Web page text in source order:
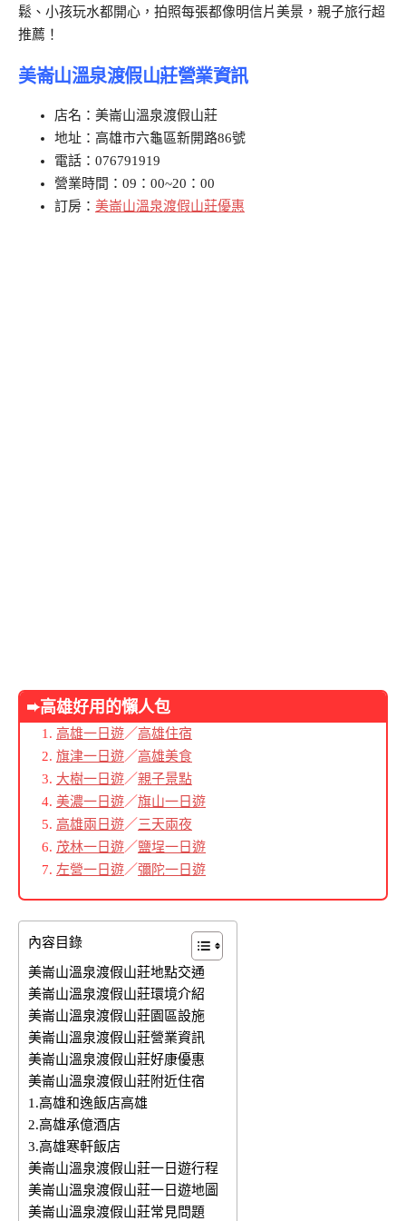
鬆、小孩玩水都開心，拍照每張都像明信片美景，親子旅行超
推薦！
美崙山溫泉渡假山莊營業資訊
店名：美崙山溫泉渡假山莊
地址：高雄市六龜區新開路86號
電話：076791919
營業時間：09：00~20：00
訂房： 美崙山溫泉渡假山莊優惠
➨高雄好用的懶人包
高雄一日遊／高雄住宿
旗津一日遊／高雄美食
大樹一日遊／親子景點
美濃一日遊／旗山一日遊
高雄兩日遊／三天兩夜
茂林一日遊／鹽埕一日遊
左營一日遊／彌陀一日遊
內容目錄
美崙山溫泉渡假山莊地點交通
美崙山溫泉渡假山莊環境介紹
美崙山溫泉渡假山莊園區設施
美崙山溫泉渡假山莊營業資訊
美崙山溫泉渡假山莊好康優惠
美崙山溫泉渡假山莊附近住宿
1.高雄和逸飯店高雄
2.高雄承億酒店
3.高雄寒軒飯店
美崙山溫泉渡假山莊一日遊行程
美崙山溫泉渡假山莊一日遊地圖
美崙山溫泉渡假山莊常見問題